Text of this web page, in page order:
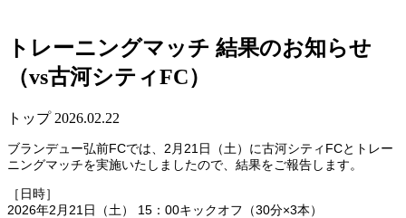
トレーニングマッチ 結果のお知らせ
（vs古河シティFC）
トップ 2026.02.22
ブランデュー弘前FCでは、2月21日（土）に古河シティFCとトレー
ニングマッチを実施いたしましたので、結果をご報告します。
［日時］
2026年2月21日（土） 15：00キックオフ（30分×3本）